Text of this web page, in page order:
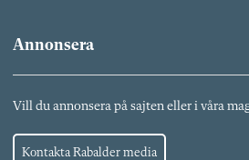
Annonsera
Vill du annonsera på sajten eller i våra
Kontakta Rabalder media